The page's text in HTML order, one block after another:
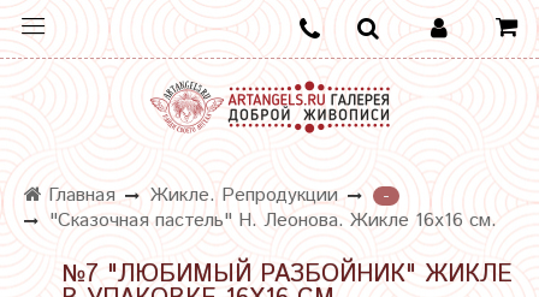
Главная Жикле. Репродукции
-
"Сказочная пастель" Н. Леонова. Жикле 16х16 см.
№7 "ЛЮБИМЫЙ РАЗБОЙНИК" ЖИКЛЕ